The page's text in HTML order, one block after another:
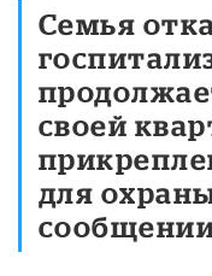
Семья
своей
для